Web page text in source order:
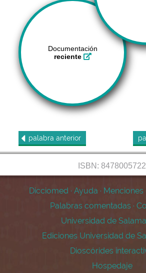
Documentación
reciente
palabra anterior
ISBN: 8478005722
Dicciomed · Ayuda · Menciones
Palabras comentadas ·
Universidad de
Ediciones Universidad de
Dioscórides
Hospedaje